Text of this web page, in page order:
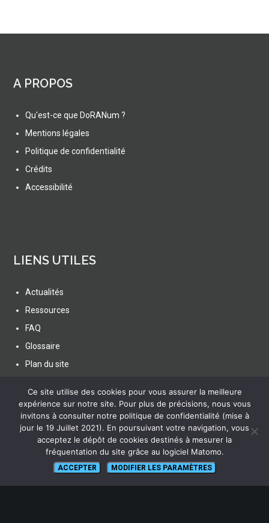
A PROPOS
Qu'est-ce que DoRANum ?
Mentions légales
Politique de confidentialité
Crédits
Accessibilité
LIENS UTILES
Actualités
Ressources
FAQ
Glossaire
Plan du site
SUIVEZ NOUS
Ce site utilise des cookies pour vous assurer la meilleure
expérience sur notre site. Pour plus de précisions, nous vous
invitons à consulter notre politique de confidentialité (mise à
jour le 19 Juillet 2021). En poursuivant votre navigation, vous
acceptez le dépôt de cookies destinés à mesurer la
fréquentation du site grâce au logiciel Matomo.
ACCEPTER MODIFIER LES PARAMÈTRES